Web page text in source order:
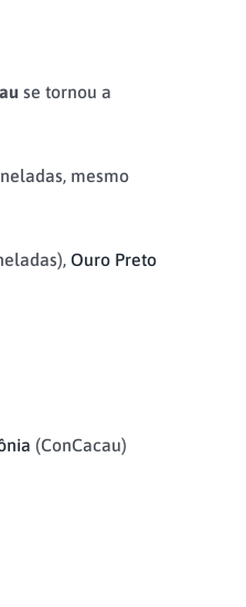
se tornou a
mesmo
Ouro Preto
(ConCacau)